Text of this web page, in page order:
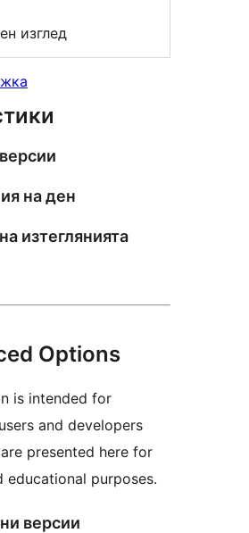
изглед
на ден
изтеглянията
Options
is intended for
and developers
presented here for
educational purposes.
версии